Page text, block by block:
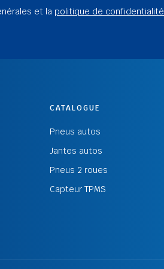
et la politique de confidentialité
CATALOGUE
Pneus autos
Jantes autos
Pneus 2 roues
Capteur TPMS